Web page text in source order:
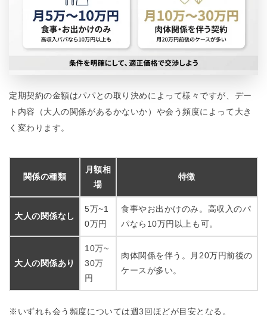
定期契約の金額はパパとの取り決めによって様々ですが、デー
ト内容（大人の関係があるかないか）や会う頻度によって大き
く変わります。
関係の種類
月額相
場
特徴
大人の関係なし
5万~1
0万円
食事やお出かけのみ。高収入のパ
パなら10万円以上も可。
大人の関係あり
10万~
30万
円
肉体関係を伴う。月20万円前後の
ケースが多い。
※いずれも会う頻度については週3回ほどが目安となる。